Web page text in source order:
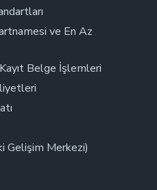
ve En Az
Belge İşlemleri
Gelişim Merkezi)